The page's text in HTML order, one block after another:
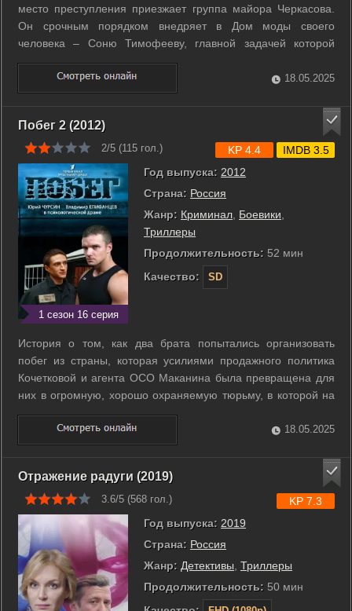
место преступления приезжает группа майора Черкасова.
Он срочным порядком внедряет в Дом моды своего
человека – Соню Тимофееву, главной задачей которой
является получение информации об отношениях между
работниками Домы моды. Вскоре погибает еще одна
манекенщица. И одновременно с этим убийством ...
18.05.2025
Побег 2 (2012)
2/5 (115 гол.)
1 сезон 16 серия
Год выпуска: 2012
Страна: Россия
Жанр: Криминал Боевики
Триллеры
Продолжительность: 52 мин
Качество:
SD
KP 4.4 IMDB 3.5
История о том, как два брата попытались организовать
побег из страны, которая усилиями продажного политика
Кочетковой и агента ОСО Маканина была превращена для
них в огромную, хорошо охраняемую тюрьму, в которой на
каждом шагу их подстерегала смертельная опасность. ...
18.05.2025
Отражение радуги (2019)
3.6/5 (568 гол.)
Год выпуска: 2019
Страна: Россия
Жанр: Детективы, Триллеры
Продолжительность: 50 мин
KP 7.3